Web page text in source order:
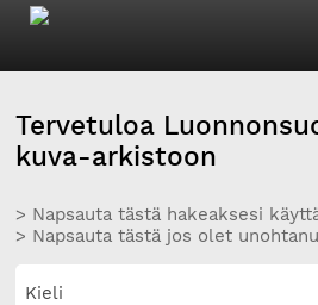
Tervetuloa
kuva-arkistoon
> Napsauta tästä hakeaksesi
> Napsauta tästä jos olet
Kieli